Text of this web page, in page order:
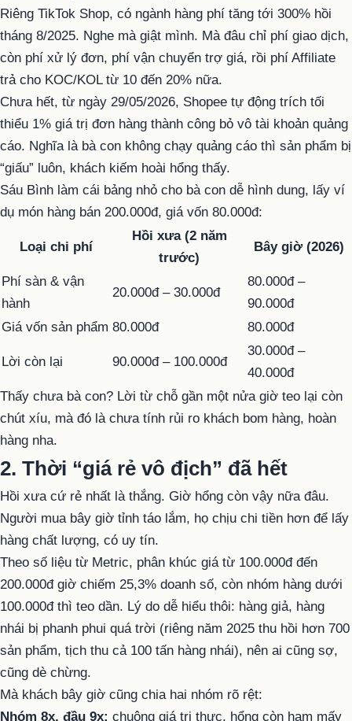
Riêng TikTok Shop, có ngành hàng phí tăng tới 300% hồi
tháng 8/2025. Nghe mà giật mình. Mà đâu chỉ phí giao dịch,
còn phí xử lý đơn, phí vận chuyển trợ giá, rồi phí Affiliate
trả cho KOC/KOL từ 10 đến 20% nữa.
Chưa hết, từ ngày 29/05/2026, Shopee tự động trích tối
thiểu 1% giá trị đơn hàng thành công bỏ vô tài khoản quảng
cáo. Nghĩa là bà con không chạy quảng cáo thì sản phẩm bị
“giấu” luôn, khách kiếm hoài hổng thấy.
Sáu Bình làm cái bảng nhỏ cho bà con dễ hình dung, lấy ví
dụ món hàng bán 200.000đ, giá vốn 80.000đ:
Loại chi phí
Hồi xưa (2 năm
trước)
Bây giờ (2026)
Phí sàn & vận
hành
20.000đ – 30.000đ
80.000đ –
90.000đ
Giá vốn sản phẩm 80.000đ 80.000đ
Lời còn lại 90.000đ – 100.000đ
30.000đ –
40.000đ
Thấy chưa bà con? Lời từ chỗ gần một nửa giờ teo lại còn
chút xíu, mà đó là chưa tính rủi ro khách bom hàng, hoàn
hàng nha.
2. Thời “giá rẻ vô địch” đã hết
Hồi xưa cứ rẻ nhất là thắng. Giờ hổng còn vậy nữa đâu.
Người mua bây giờ tỉnh táo lắm, họ chịu chi tiền hơn để lấy
hàng chất lượng, có uy tín.
Theo số liệu từ Metric, phân khúc giá từ 100.000đ đến
200.000đ giờ chiếm 25,3% doanh số, còn nhóm hàng dưới
100.000đ thì teo dần. Lý do dễ hiểu thôi: hàng giả, hàng
nhái bị phanh phui quá trời (riêng năm 2025 thu hồi hơn 700
sản phẩm, tịch thu cả 100 tấn hàng nhái), nên ai cũng sợ,
cũng dè chừng.
Mà khách bây giờ cũng chia hai nhóm rõ rệt:
Nhóm 8x, đầu 9x: chuộng giá trị thực, hổng còn ham mấy